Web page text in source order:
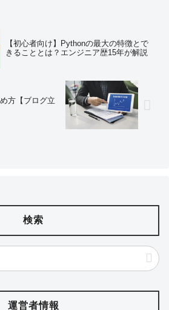
【初心者向け】Pythonの最大の特徴とで
きることとは？エンジニア歴15年が解説
方【ブログ立
検索
運営者情報